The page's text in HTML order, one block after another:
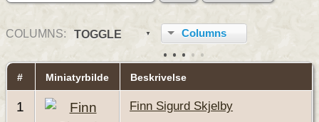
COL UMNS: TOGGLE Columns
# Miniatyrbilde Beskrivelse
1 Finn Sigurd Skjelby